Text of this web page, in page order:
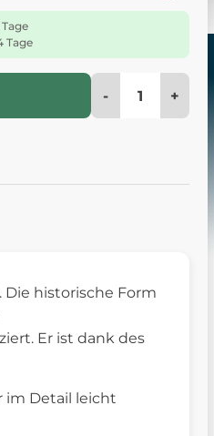
Tage
- +
historische Form
Er ist dank des
im Detail leicht